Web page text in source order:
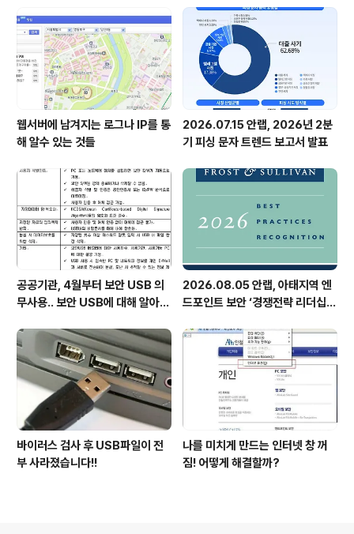
웹서버에 남겨지는 로그나 IP를 통
해 알수 있는 것들
2026.07.15 안랩, 2026년 2분
기 피싱 문자 트렌드 보고서 발표
공공기관, 4월부터 보안 USB 의
무사용.. 보안 USB에 대해 알아봅
2026.08.05 안랩, 아태지역 엔
드포인트 보안 ‘경쟁전략 리더십’
바이러스 검사 후 USB파일이 전
부 사라졌습니다!!
나를 미치게 만드는 인터넷 창 꺼
짐! 어떻게 해결할까?